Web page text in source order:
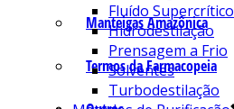
Manteigas Amazônica
Termos da Farmacopeia
Fluído Supercrítico
Hidrodestilação
Prensagem a Frio
Solventes
Turbodestilação